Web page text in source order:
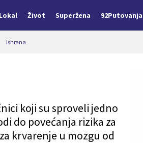
Lokal Život Superžena 92Putovanja
Ishrana
koji su sproveli jedno
do povećanja rizika za
krvarenje u mozgu od